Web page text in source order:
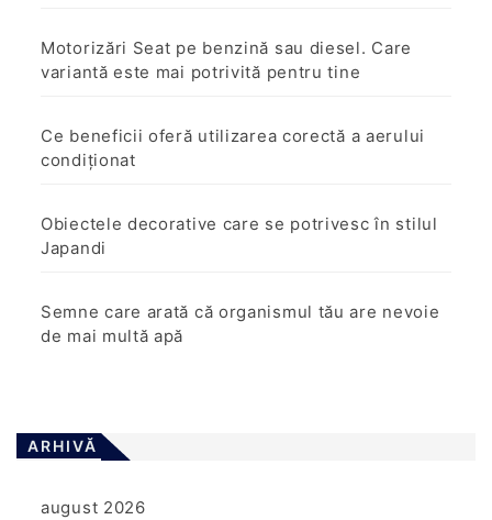
Motorizări Seat pe benzină sau diesel. Care
variantă este mai potrivită pentru tine
Ce beneficii oferă utilizarea corectă a aerului
condiționat
Obiectele decorative care se potrivesc în stilul
Japandi
Semne care arată că organismul tău are nevoie
de mai multă apă
ARHIVĂ
august 2026